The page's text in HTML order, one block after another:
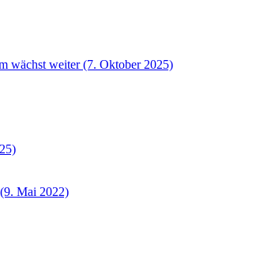
wächst weiter (7. Oktober 2025)
Mai 2022)